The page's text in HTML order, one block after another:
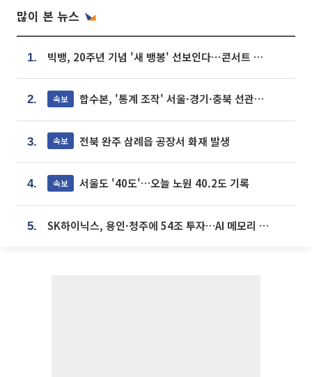
많이 본 뉴스
1. 빅뱅, 20주년 기념 '새 뱅봉' 선보인다⋯콘서트 앞두고 팝업 개최
2. 속보 합수본, '통계 조작' 서울·경기·충북 선관위 등 추가 압수수색
3. 속보 전북 완주 삼례읍 공장서 화재 발생
4. 속보 서울도 '40도'…오늘 노원 40.2도 기록
5. SK하이닉스, 용인·청주에 54조 투자…AI 메모리 생산기지 키운다